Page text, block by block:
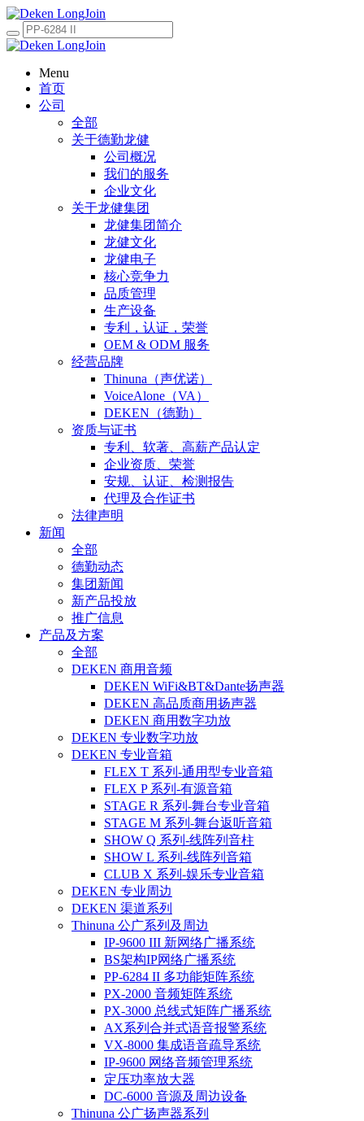
Menu
首页
公司
全部
关于德勤龙健
公司概况
我们的服务
企业文化
关于龙健集团
龙健集团简介
龙健文化
龙健电子
核心竞争力
品质管理
生产设备
专利，认证，荣誉
OEM & ODM 服务
经营品牌
Thinuna（声优诺）
VoiceAlone（VA）
DEKEN（德勤）
资质与证书
专利、软著、高薪产品认定
企业资质、荣誉
安规、认证、检测报告
代理及合作证书
法律声明
新闻
全部
德勤动态
集团新闻
新产品投放
推广信息
产品及方案
全部
DEKEN 商用音频
DEKEN WiFi&BT&Dante扬声器
DEKEN 高品质商用扬声器
DEKEN 商用数字功放
DEKEN 专业数字功放
DEKEN 专业音箱
FLEX T 系列-通用型专业音箱
FLEX P 系列-有源音箱
STAGE R 系列-舞台专业音箱
STAGE M 系列-舞台返听音箱
SHOW Q 系列-线阵列音柱
SHOW L 系列-线阵列音箱
CLUB X 系列-娱乐专业音箱
DEKEN 专业周边
DEKEN 渠道系列
Thinuna 公广系列及周边
IP-9600 III 新网络广播系统
BS架构IP网络广播系统
PP-6284 II 多功能矩阵系统
PX-2000 音频矩阵系统
PX-3000 总线式矩阵广播系统
AX系列合并式语音报警系统
VX-8000 集成语音疏导系统
IP-9600 网络音频管理系统
定压功率放大器
DC-6000 音源及周边设备
Thinuna 公广扬声器系列